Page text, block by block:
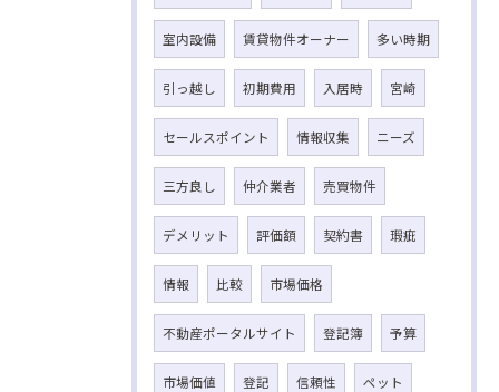
室内設備 賃貸物件オーナー 多い時期
引っ越し 初期費用 入居時 宮崎
セールスポイント 情報収集 ニーズ
三方良し 仲介業者 売買物件
デメリット 評価額 契約書 瑕疵
情報 比較 市場価格
不動産ポータルサイト 登記簿 予算
市場価値 登記 信頼性 ペット